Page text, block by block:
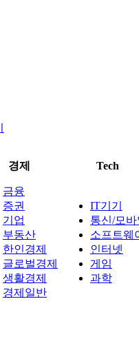
경제 Tech
금융
증권
기업
부동산
한인경제
글로벌경제
생활경제
경제일반
IT기기
통신/모
소프트웨
인터넷
게임
과학